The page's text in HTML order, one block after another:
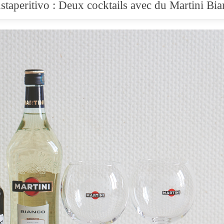
: Deux cocktails avec du Martini